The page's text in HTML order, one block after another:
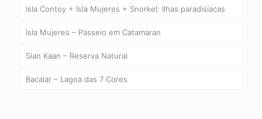
Isla Contoy + Isla Mujeres + Snorkel: Ilhas paradisíacas
Isla Mujeres – Passeio em Catamaran
Sian Kaan – Reserva Natural
Bacalar – Lagoa das 7 Cores